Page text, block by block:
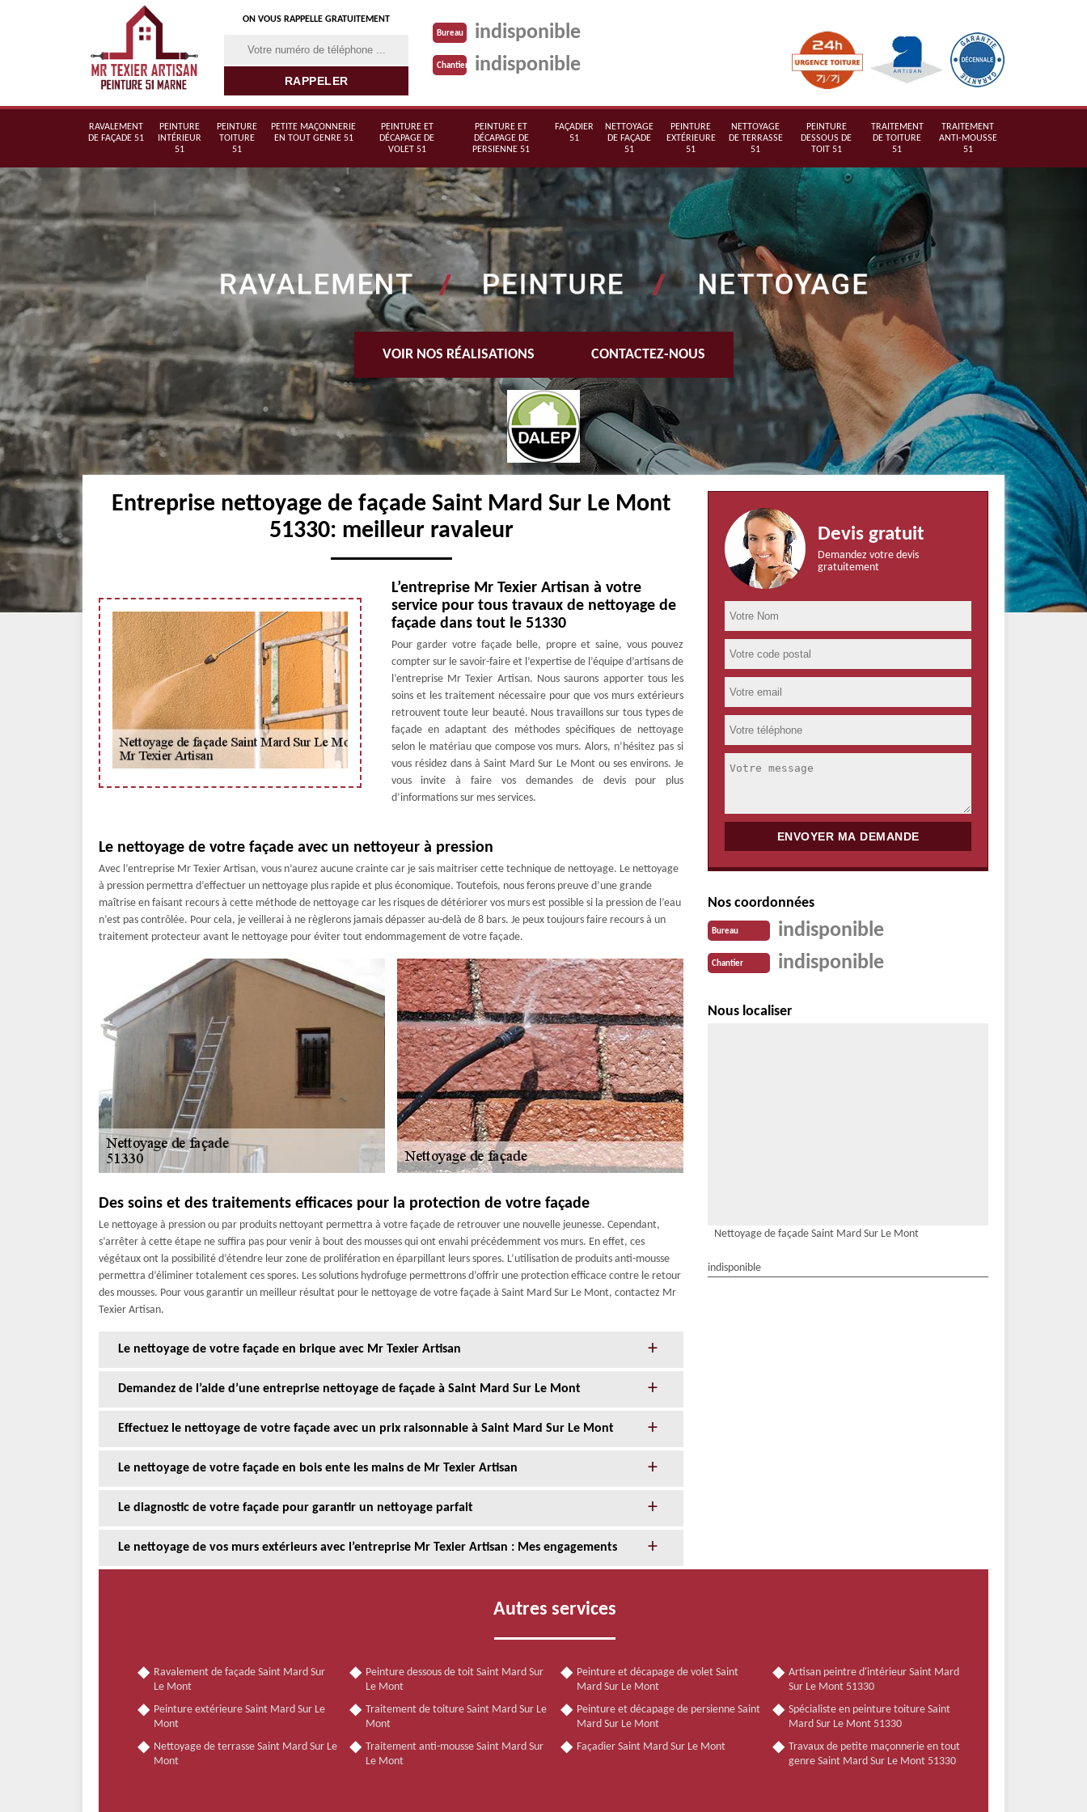
ON VOUS RAPPELLE GRATUITEMENT
Bureau indisponible
Chantier indisponible
RAVALEMENT
DE FAÇADE 51
PEINTURE
INTÉRIEUR
51
PEINTURE
TOITURE
51
PETITE MAÇONNERIE
EN TOUT GENRE 51
PEINTURE ET
DÉCAPAGE DE
VOLET 51
PEINTURE ET
DÉCAPAGE DE
PERSIENNE 51
FAÇADIER
51
NETTOYAGE
DE FAÇADE
51
PEINTURE
EXTÉRIEURE
51
NETTOYAGE
DE TERRASSE
51
PEINTURE
DESSOUS DE
TOIT 51
TRAITEMENT
DE TOITURE
51
TRAITEMENT
ANTI-MOUSSE
51
VOIR NOS RÉALISATIONS CONTACTEZ-NOUS
Entreprise nettoyage de façade Saint Mard Sur Le Mont
51330: meilleur ravaleur
L’entreprise Mr Texier Artisan à votre
service pour tous travaux de nettoyage de
façade dans tout le 51330
Pour garder votre façade belle, propre et saine, vous pouvez
compter sur le savoir-faire et l’expertise de l’équipe d’artisans de
l’entreprise Mr Texier Artisan. Nous saurons apporter tous les
soins et les traitement nécessaire pour que vos murs extérieurs
retrouvent toute leur beauté. Nous travaillons sur tous types de
façade en adaptant des méthodes spécifiques de nettoyage
selon le matériau que compose vos murs. Alors, n’hésitez pas si
vous résidez dans à Saint Mard Sur Le Mont ou ses environs. Je
vous invite à faire vos demandes de devis pour plus
d’informations sur mes services.
Le nettoyage de votre façade avec un nettoyeur à pression
Avec l’entreprise Mr Texier Artisan, vous n’aurez aucune crainte car je sais maitriser cette technique de nettoyage. Le nettoyage
à pression permettra d’effectuer un nettoyage plus rapide et plus économique. Toutefois, nous ferons preuve d’une grande
maîtrise en faisant recours à cette méthode de nettoyage car les risques de détériorer vos murs est possible si la pression de l’eau
n’est pas contrôlée. Pour cela, je veillerai à ne règlerons jamais dépasser au-delà de 8 bars. Je peux toujours faire recours à un
traitement protecteur avant le nettoyage pour éviter tout endommagement de votre façade.
Des soins et des traitements efficaces pour la protection de votre façade
Le nettoyage à pression ou par produits nettoyant permettra à votre façade de retrouver une nouvelle jeunesse. Cependant,
s’arrêter à cette étape ne suffira pas pour venir à bout des mousses qui ont envahi précédemment vos murs. En effet, ces
végétaux ont la possibilité d’étendre leur zone de prolifération en éparpillant leurs spores. L’utilisation de produits anti-mousse
permettra d’éliminer totalement ces spores. Les solutions hydrofuge permettrons d’offrir une protection efficace contre le retour
des mousses. Pour vous garantir un meilleur résultat pour le nettoyage de votre façade à Saint Mard Sur Le Mont, contactez Mr
Texier Artisan.
Le nettoyage de votre façade en brique avec Mr Texier Artisan
Demandez de l’aide d’une entreprise nettoyage de façade à Saint Mard Sur Le Mont
Effectuez le nettoyage de votre façade avec un prix raisonnable à Saint Mard Sur Le Mont
Le nettoyage de votre façade en bois ente les mains de Mr Texier Artisan
Le diagnostic de votre façade pour garantir un nettoyage parfait
Le nettoyage de vos murs extérieurs avec l’entreprise Mr Texier Artisan : Mes engagements
Devis gratuit
Demandez votre devis
gratuitement
Nos coordonnées
Bureau indisponible
Chantier indisponible
Nous localiser
Nettoyage de façade Saint Mard Sur Le Mont
indisponible
Autres services
Ravalement de façade Saint Mard Sur
Le Mont
Peinture extérieure Saint Mard Sur Le
Mont
Nettoyage de terrasse Saint Mard Sur Le
Mont
Peinture dessous de toit Saint Mard Sur
Le Mont
Traitement de toiture Saint Mard Sur Le
Mont
Traitement anti-mousse Saint Mard Sur
Le Mont
Peinture et décapage de volet Saint
Mard Sur Le Mont
Peinture et décapage de persienne Saint
Mard Sur Le Mont
Façadier Saint Mard Sur Le Mont
Artisan peintre d'intérieur Saint Mard
Sur Le Mont 51330
Spécialiste en peinture toiture Saint
Mard Sur Le Mont 51330
Travaux de petite maçonnerie en tout
genre Saint Mard Sur Le Mont 51330